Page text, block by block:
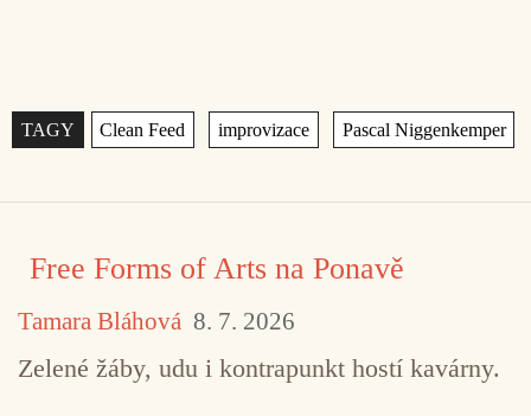
Štítky
Free Forms of Arts na Ponavě
Tamara Bláhová 8. 7. 2026
Zelené žáby, udu i kontrapunkt hostí kavárny.